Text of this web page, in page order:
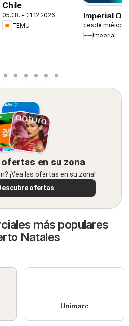
Chile
05.08. - 31.12.2026
TEMU
Imperial
desde
Imperial
en su zona
¡Vea las ofertas en su zona!
ofertas
más populares
Natales
Unimarc